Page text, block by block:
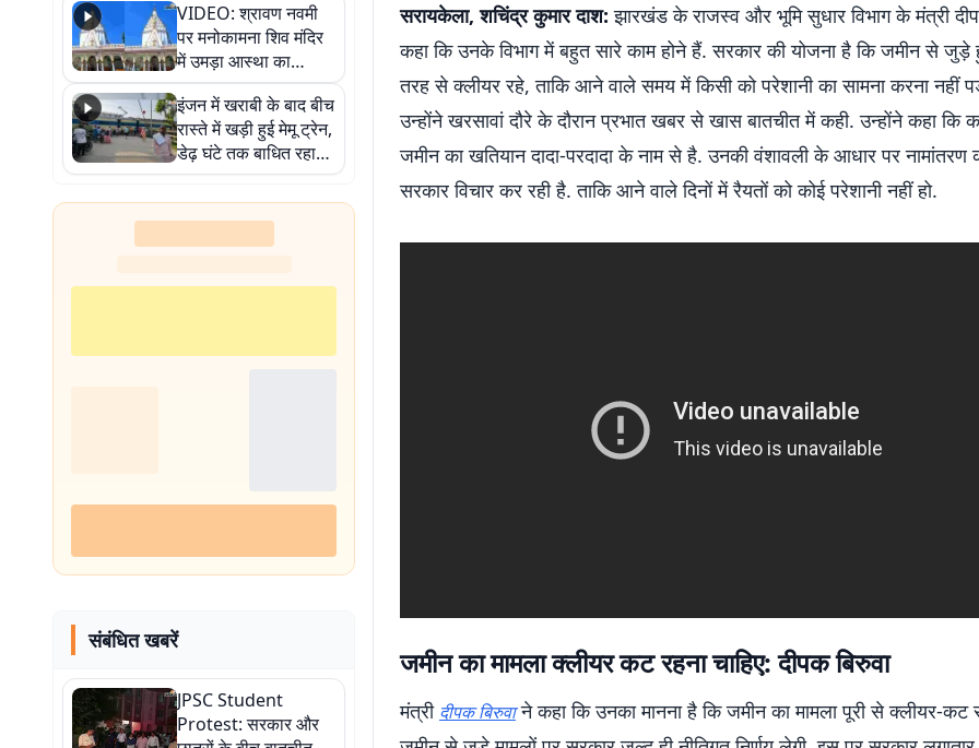
VIDEO: श्रावण नवमी
पर मनोकामना शिव मंदिर
में उमड़ा आस्था का
सैलाब, हर-हर महादेव के
जयघोष से गूंजा परिसर
इंजन में खराबी के बाद बीच
रास्ते में खड़ी हुई मेमू ट्रेन,
डेढ़ घंटे तक बाधित रहा
आवागमन
संबंधित खबरें
JPSC Student
Protest: सरकार और
सरायकेला, शचिंद्र कुमार दाश: झारखंड के राजस्व और भूमि सुधार विभाग के मंत्री
कहा कि उनके विभाग में बहुत सारे काम होने हैं. सरकार की योजना है कि जमीन से जुड़े
तरह से क्लीयर रहे, ताकि आने वाले समय में किसी को परेशानी का सामना करना नहीं
उन्होंने खरसावां दौरे के दौरान प्रभात खबर से खास बातचीत में कही. उन्होंने कहा कि
जमीन का खतियान दादा-परदादा के नाम से है. उनकी वंशावली के आधार पर नामांतरण
सरकार विचार कर रही है. ताकि आने वाले दिनों में रैयतों को कोई परेशानी नहीं हो.
जमीन का मामला क्लीयर कट रहना चाहिए: दीपक बिरुवा
मंत्री दीपक बिरुवाने कहा कि उनका मानना है कि जमीन का मामला पूरी से क्लीयर-कट